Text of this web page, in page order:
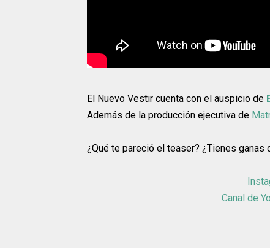
El Nuevo Vestir cuenta con el auspicio de
Además de la producción ejecutiva de
¿Qué te pareció el teaser? ¿Tienes ganas
Canal de